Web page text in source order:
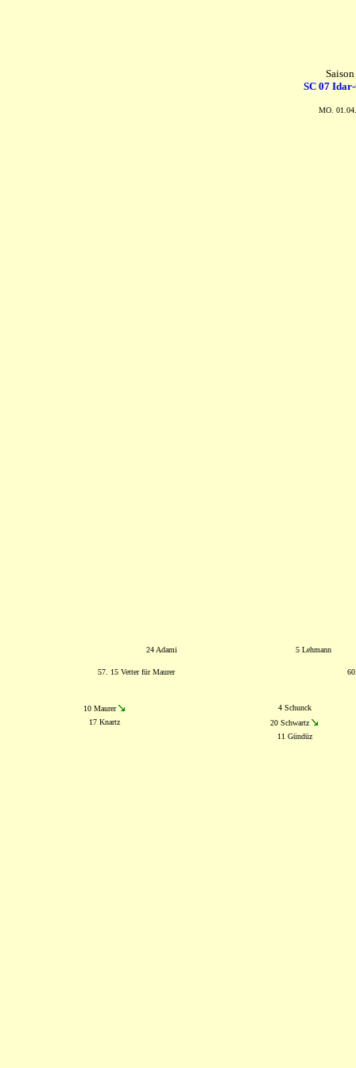
SC 07
MO.
24 Adami 5 Lehmann
57. 15 Vetter für Maurer
10 Maurer
4 Schunck
17 Knartz
20 Schwartz
11 Gündüz